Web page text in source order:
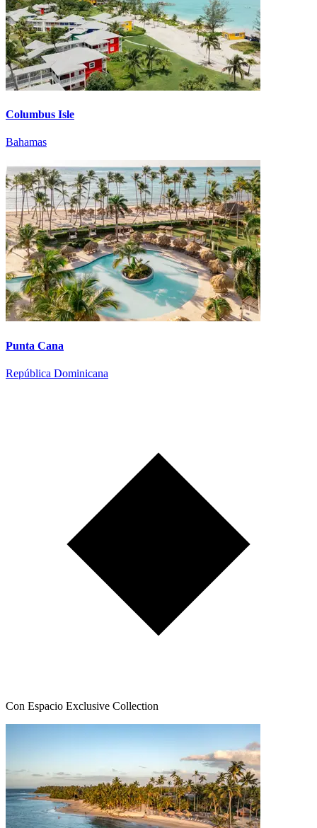
Columbus Isle
Bahamas
Punta Cana
República Dominicana
Con Espacio Exclusive Collection